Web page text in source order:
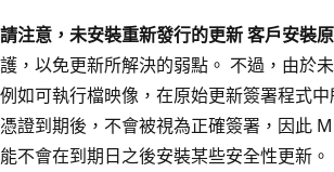
請注意，未安裝重新發行的更新 客戶安裝
護，以免更新所解決的弱點。 不過，由於
例如可執行檔映像，在原始更新簽署程式
憑證到期後，不會被視為正確簽署，因此
能不會在到期日之後安裝某些安全性更新